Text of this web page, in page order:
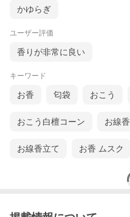
かゆらぎ
ユーザー評価
香りが非常に良い
キーワード
お香 匂袋 おこう
おこう白檀コーン お線香
お線香立て お香 ムスク